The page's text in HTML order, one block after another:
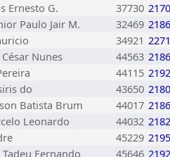
Ernesto G. 37730
Paulo Jair M. 32469
34921
Nunes 44563
44115
do 43650
Batista Brum 44017
Leonardo 44032
45229
Fernando 45646